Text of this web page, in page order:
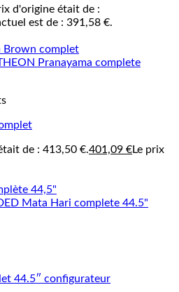
d'origine était de :
est de : 391,58 €.
de : 413,50 €.401,09 €Le prix
44.5″ configurateur